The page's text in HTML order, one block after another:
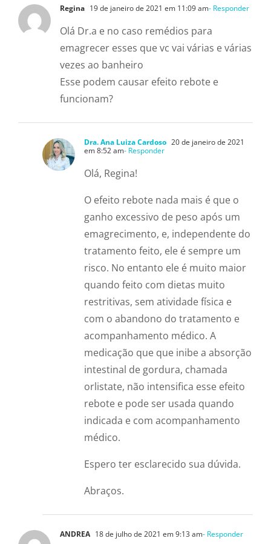
Regina 19 de janeiro de 2021 em 11:09 am- Responder
Olá Dr.a e no caso remédios para
emagrecer esses que vc vai várias e várias
vezes ao banheiro
Esse podem causar efeito rebote e
funcionam?
Dra. Ana Luiza Cardoso 20 de janeiro de 2021
em 8:52 am- Responder
Olá, Regina!
O efeito rebote nada mais é que o
ganho excessivo de peso após um
emagrecimento, e, independente do
tratamento feito, ele é sempre um
risco. No entanto ele é muito maior
quando feito com dietas muito
restritivas, sem atividade física e
com o abandono do tratamento e
acompanhamento médico. A
medicação que que inibe a absorção
intestinal de gordura, chamada
orlistate, não intensifica esse efeito
rebote e pode ser usada quando
indicada e com acompanhamento
médico.
Espero ter esclarecido sua dúvida.
Abraços.
ANDREA 18 de julho de 2021 em 9:13 am- Responder